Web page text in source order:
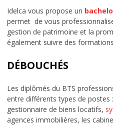
Idelca vous propose un
permet de vous
gestion de patrimoine et la
également suivre des
DÉBOUCHÉS
Les diplômés du BTS
entre différents types de postes :
gestionnaire de biens locatifs,
agences immobilières, les